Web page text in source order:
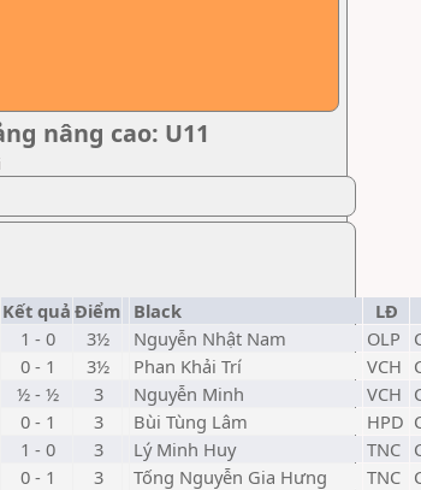
nâng cao: U11
Kết quả Điểm Black LĐ
1 - 0 3½ Nguyễn Nhật Nam OLP
0 - 1 3½ Phan Khải Trí VCH
½ - ½ 3 Nguyễn Minh VCH
0 - 1 3 Bùi Tùng Lâm HPD
1 - 0 3 Lý Minh Huy TNC
0 - 1 3 Tống Nguyễn Gia Hưng TNC